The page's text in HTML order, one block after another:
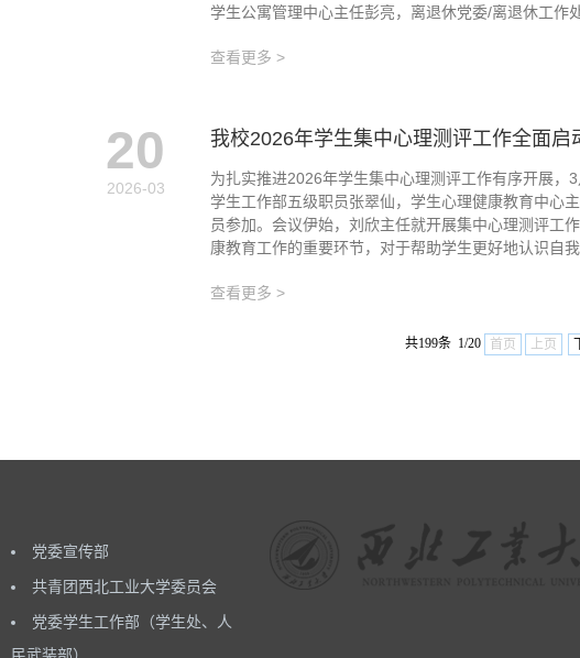
学生公寓管理中心主任彭亮，离退休党委/离退休工作
查看更多 >
20
2026-03
我校2026年学生集中心理测评工作全面启
为扎实推进2026年学生集中心理测评工作有序开展
学生工作部五级职员张翠仙，学生心理健康教育中心
员参加。会议伊始，刘欣主任就开展集中心理测评工
康教育工作的重要环节，对于帮助学生更好地认识自
查看更多 >
共199条 1/20 首页 上页
党委宣传部
共青团西北工业大学委员会
党委学生工作部（学生处、人